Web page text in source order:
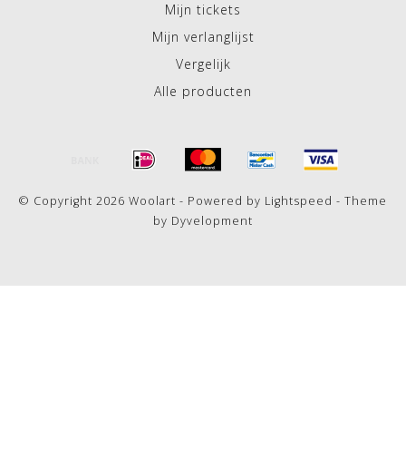
Mijn tickets
Mijn verlanglijst
Vergelijk
Alle producten
© Copyright 2026 Woolart - Powered by Lightspeed - Theme
by Dyvelopment